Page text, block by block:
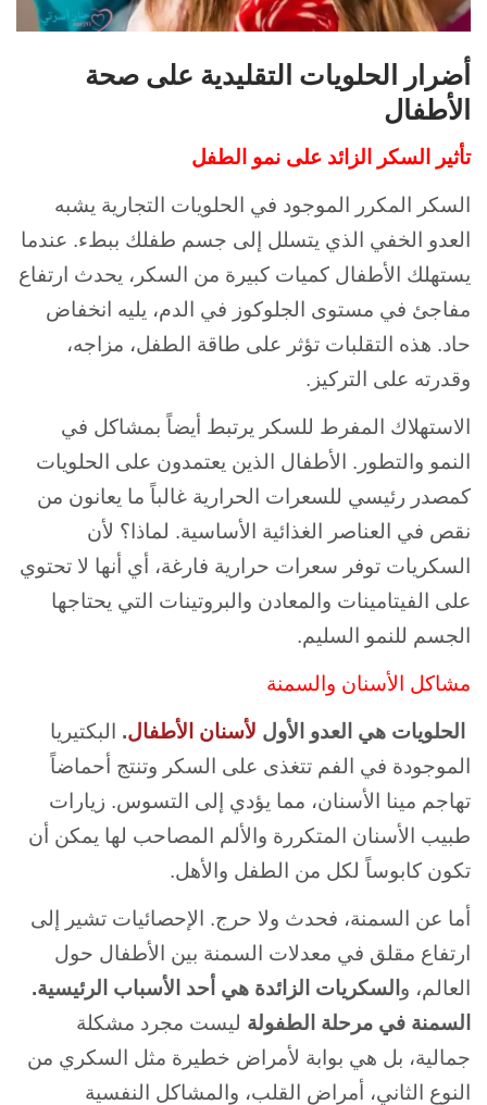
أضرار الحلويات التقليدية على صحة
الأطفال
تأثير السكر الزائد على نمو الطفل
السكر المكرر الموجود في الحلويات التجارية يشبه
العدو الخفي الذي يتسلل إلى جسم طفلك ببطء. عندما
يستهلك الأطفال كميات كبيرة من السكر، يحدث ارتفاع
مفاجئ في مستوى الجلوكوز في الدم، يليه انخفاض
حاد. هذه التقلبات تؤثر على طاقة الطفل، مزاجه،
وقدرته على التركيز.
الاستهلاك المفرط للسكر يرتبط أيضاً بمشاكل في
النمو والتطور. الأطفال الذين يعتمدون على الحلويات
كمصدر رئيسي للسعرات الحرارية غالباً ما يعانون من
نقص في العناصر الغذائية الأساسية. لماذا؟ لأن
السكريات توفر سعرات حرارية فارغة، أي أنها لا تحتوي
على الفيتامينات والمعادن والبروتينات التي يحتاجها
الجسم للنمو السليم.
مشاكل الأسنان والسمنة
الحلويات هي العدو الأول لأسنان الأطفال. البكتيريا
الموجودة في الفم تتغذى على السكر وتنتج أحماضاً
تهاجم مينا الأسنان، مما يؤدي إلى التسوس. زيارات
طبيب الأسنان المتكررة والألم المصاحب لها يمكن أن
تكون كابوساً لكل من الطفل والأهل.
أما عن السمنة، فحدث ولا حرج. الإحصائيات تشير إلى
ارتفاع مقلق في معدلات السمنة بين الأطفال حول
العالم، و السكريات الزائدة هي أحد الأسباب الرئيسية.
السمنة في مرحلة الطفولة ليست مجرد مشكلة
جمالية، بل هي بوابة لأمراض خطيرة مثل السكري من
النوع الثاني، أمراض القلب، والمشاكل النفسية